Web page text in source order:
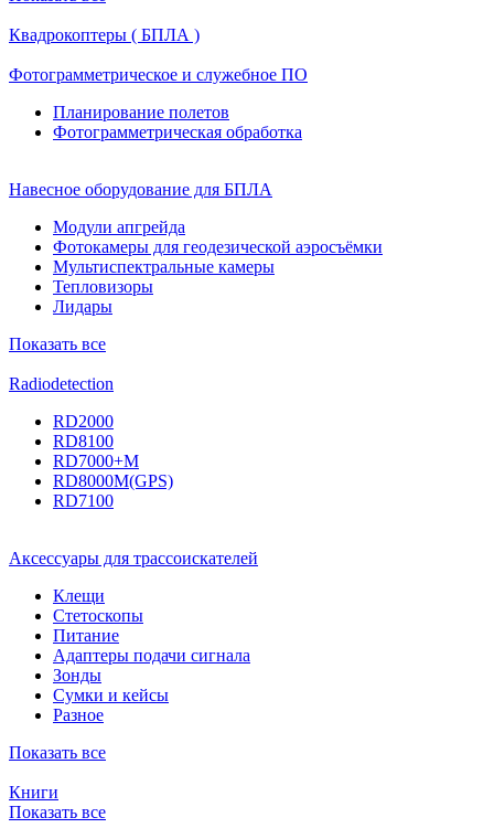
Квадрокоптеры ( БПЛА )
Фотограмметрическое и служебное ПО
Планирование полетов
Фотограмметрическая обработка
Навесное оборудование для БПЛА
Модули апгрейда
Фотокамеры для геодезической аэросъёмки
Мультиспектральные камеры
Тепловизоры
Лидары
Показать все
Radiodetection
RD2000
RD8100
RD7000+M
RD8000M(GPS)
RD7100
Аксессуары для трассоискателей
Клещи
Стетоскопы
Питание
Адаптеры подачи сигнала
Зонды
Сумки и кейсы
Разное
Показать все
Книги
Показать все